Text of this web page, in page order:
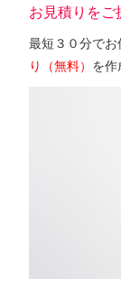
お見積りをご
最短３０分で
り（無料） を作